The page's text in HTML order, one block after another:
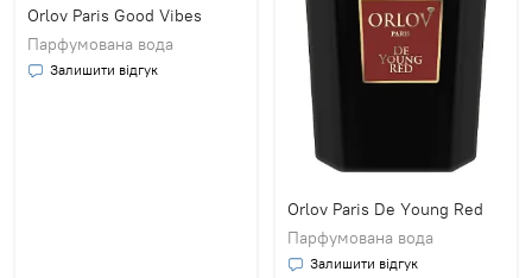
Orlov Paris Good Vibes
Парфумована вода
Залишити відгук
Orlov Paris De Young Red
Парфумована вода
Залишити відгук